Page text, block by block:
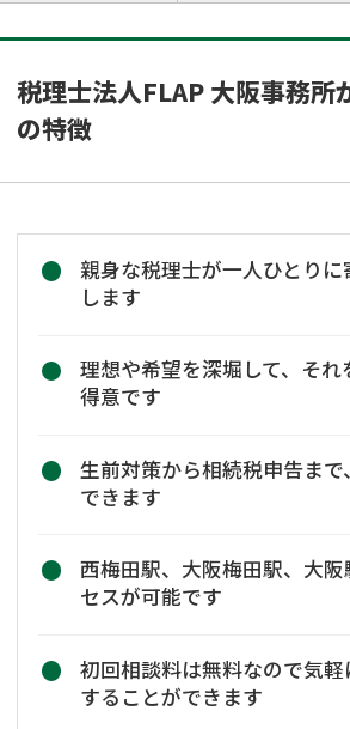
税理士法人FLAP 大阪事務所
の特徴
親身な税理士が一人ひとり
します
理想や希望を深堀して、それ
得意です
生前対策から相続税申告ま
できます
西梅田駅、大阪梅田駅、大阪
セスが可能です
初回相談料は無料なので気
することができます